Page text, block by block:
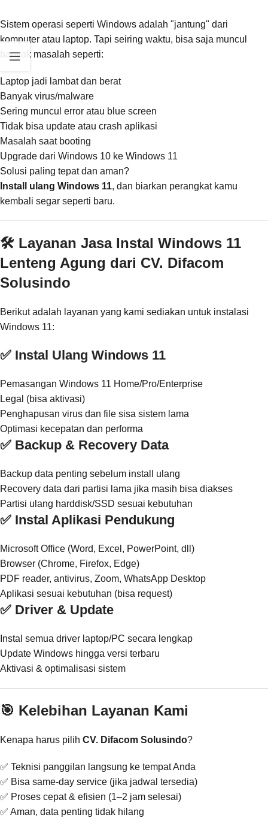
Sistem operasi seperti Windows adalah "jantung" dari
komputer atau laptop. Tapi seiring waktu, bisa saja muncul
banyak masalah seperti:
Laptop jadi lambat dan berat
Banyak virus/malware
Sering muncul error atau blue screen
Tidak bisa update atau crash aplikasi
Masalah saat booting
Upgrade dari Windows 10 ke Windows 11
Solusi paling tepat dan aman?
Install ulang Windows 11, dan biarkan perangkat kamu
kembali segar seperti baru.
🛠️ Layanan Jasa Instal Windows 11
Lenteng Agung dari CV. Difacom
Solusindo
Berikut adalah layanan yang kami sediakan untuk instalasi
Windows 11:
✅ Instal Ulang Windows 11
Pemasangan Windows 11 Home/Pro/Enterprise
Legal (bisa aktivasi)
Penghapusan virus dan file sisa sistem lama
Optimasi kecepatan dan performa
✅ Backup & Recovery Data
Backup data penting sebelum install ulang
Recovery data dari partisi lama jika masih bisa diakses
Partisi ulang harddisk/SSD sesuai kebutuhan
✅ Instal Aplikasi Pendukung
Microsoft Office (Word, Excel, PowerPoint, dll)
Browser (Chrome, Firefox, Edge)
PDF reader, antivirus, Zoom, WhatsApp Desktop
Aplikasi sesuai kebutuhan (bisa request)
✅ Driver & Update
Instal semua driver laptop/PC secara lengkap
Update Windows hingga versi terbaru
Aktivasi & optimalisasi sistem
🎯 Kelebihan Layanan Kami
Kenapa harus pilih CV. Difacom Solusindo?
✅ Teknisi panggilan langsung ke tempat Anda
✅ Bisa same-day service (jika jadwal tersedia)
✅ Proses cepat & efisien (1–2 jam selesai)
✅ Aman, data penting tidak hilang